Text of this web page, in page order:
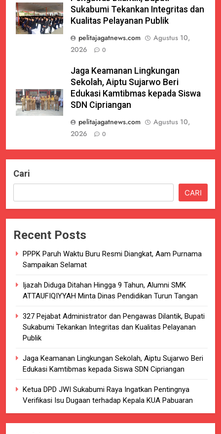
Sukabumi Tekankan Integritas dan
Kualitas Pelayanan Publik
pelitajagatnews.com
Agustus 10,
2026
0
Jaga Keamanan Lingkungan
Sekolah, Aiptu Sujarwo Beri
Edukasi Kamtibmas kepada Siswa
SDN Cipriangan
pelitajagatnews.com
Agustus 10,
2026
0
Cari
CARI
Recent Posts
PPPK Paruh Waktu Buru Resmi Diangkat, Aam Purnama
Sampaikan Selamat
Ijazah Diduga Ditahan Hingga 9 Tahun, Alumni SMK
ATTAUFIQIYYAH Minta Dinas Pendidikan Turun Tangan
327 Pejabat Administrator dan Pengawas Dilantik, Bupati
Sukabumi Tekankan Integritas dan Kualitas Pelayanan
Publik
Jaga Keamanan Lingkungan Sekolah, Aiptu Sujarwo Beri
Edukasi Kamtibmas kepada Siswa SDN Cipriangan
Ketua DPD JWI Sukabumi Raya Ingatkan Pentingnya
Verifikasi Isu Dugaan terhadap Kepala KUA Pabuaran